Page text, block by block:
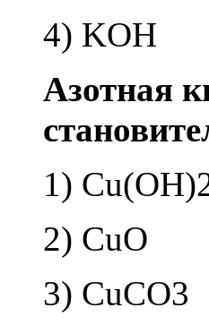
4) KOH
Азот­ная
1)
2) CuO
3) CuCO3